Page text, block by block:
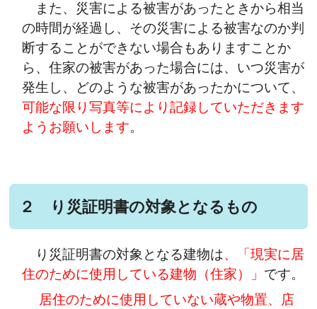
また、災害による被害があったときから相当
の時間が経過し、その災害による被害なのか判
断することができない場合もありますことか
ら、住家の被害があった場合には、いつ災害が
発生し、どのような被害があったかについて、
可能な限り写真等により記録していただきます
ようお願いします。
２ り災証明書の対象となるもの
り災証明書の対象となる建物は、「現実に居
住のために使用している建物（住家）」 です。
居住のために使用していない蔵や物置、店